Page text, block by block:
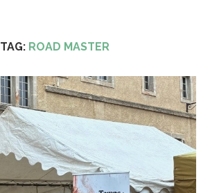
TAG: ROAD MASTER